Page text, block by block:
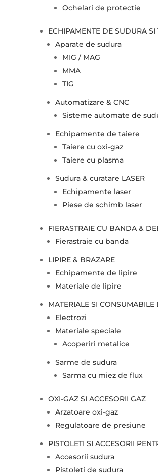
Ochelari de protectie
ECHIPAMENTE DE SUDURA SI
Aparate de sudura
MIG / MAG
MMA
TIG
Automatizare & CNC
Sisteme automate de
Echipamente de taiere
Taiere cu oxi-gaz
Taiere cu plasma
Sudura & curatare LASER
Echipamente laser
Piese de schimb laser
FIERASTRAIE CU BANDA &
Fierastraie cu banda
LIPIRE & BRAZARE
Echipamente de lipire
Materiale de lipire
MATERIALE SI CONSUMABILE
Electrozi
Materiale speciale
Acoperiri metalice
Sarme de sudura
Sarma cu miez de flux
OXI-GAZ SI ACCESORII GAZ
Arzatoare oxi-gaz
Regulatoare de presiune
PISTOLETI SI ACCESORII
Accesorii sudura
Pistoleti de sudura